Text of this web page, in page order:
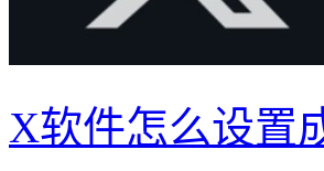
X软件怎么设置